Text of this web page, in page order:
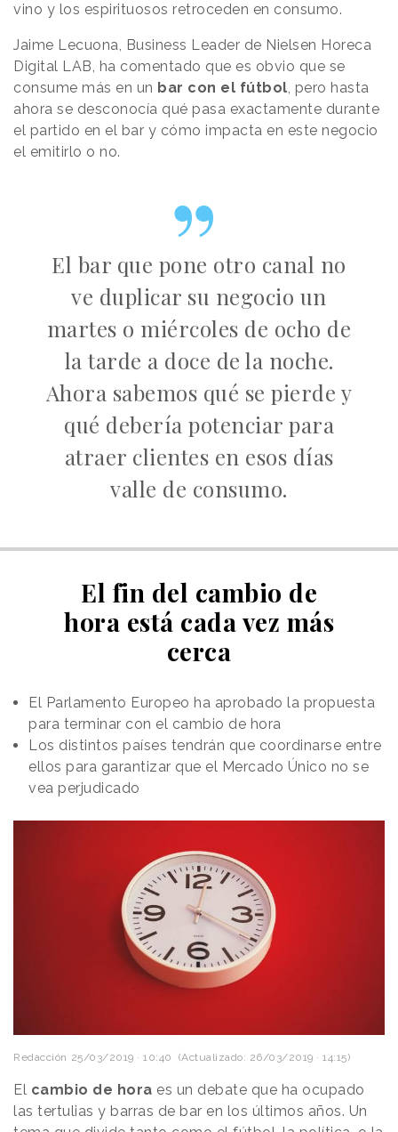
vino y los espirituosos retroceden en consumo.
Jaime Lecuona, Business Leader de Nielsen Horeca
Digital LAB, ha comentado que es obvio que se
consume más en un bar con el fútbol, pero hasta
ahora se desconocía qué pasa exactamente durante
el partido en el bar y cómo impacta en este negocio
el emitirlo o no.
El bar que pone otro canal no
ve duplicar su negocio un
martes o miércoles de ocho de
la tarde a doce de la noche.
Ahora sabemos qué se pierde y
qué debería potenciar para
atraer clientes en esos días
valle de consumo.
El fin del cambio de
hora está cada vez más
cerca
El Parlamento Europeo ha aprobado la propuesta
para terminar con el cambio de hora
Los distintos países tendrán que coordinarse entre
ellos para garantizar que el Mercado Único no se
vea perjudicado
Redacción 25/03/2019 · 10:40 (Actualizado: 26/03/2019 · 14:15)
El cambio de hora es un debate que ha ocupado
las tertulias y barras de bar en los últimos años. Un